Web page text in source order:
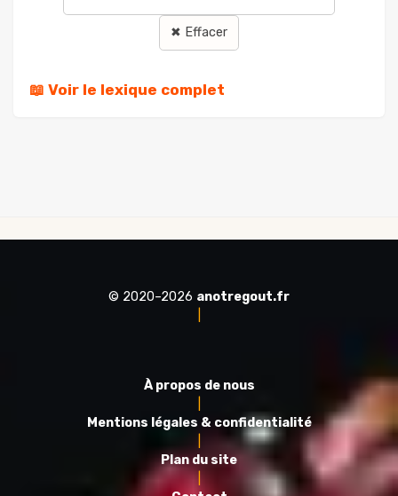
✖ Effacer
📖 Voir le lexique complet
© 2020–2026 anotregout.fr
À propos de nous
Mentions légales & confidentialité
Plan du site
|